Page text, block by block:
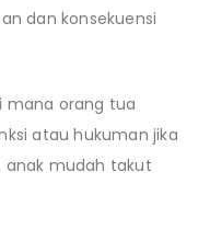
dan konsekuensi
mana orang tua
atau hukuman jika
anak mudah takut